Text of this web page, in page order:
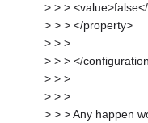
> > >
> > > </property>
> > >
> > > </
> > >
> > >
> > > Any happen